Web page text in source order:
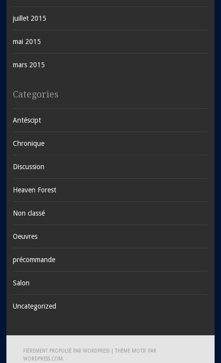
juillet 2015
mai 2015
mars 2015
Categories
Antéscipt
Chronique
Discussion
Heaven Forest
Non classé
Oeuvres
précommande
Salon
Uncategorized
FIÈREMENT PROPULSÉ PAR WORDPRESS |THÈME MOTIF PAR
WORDPRESS.COM .